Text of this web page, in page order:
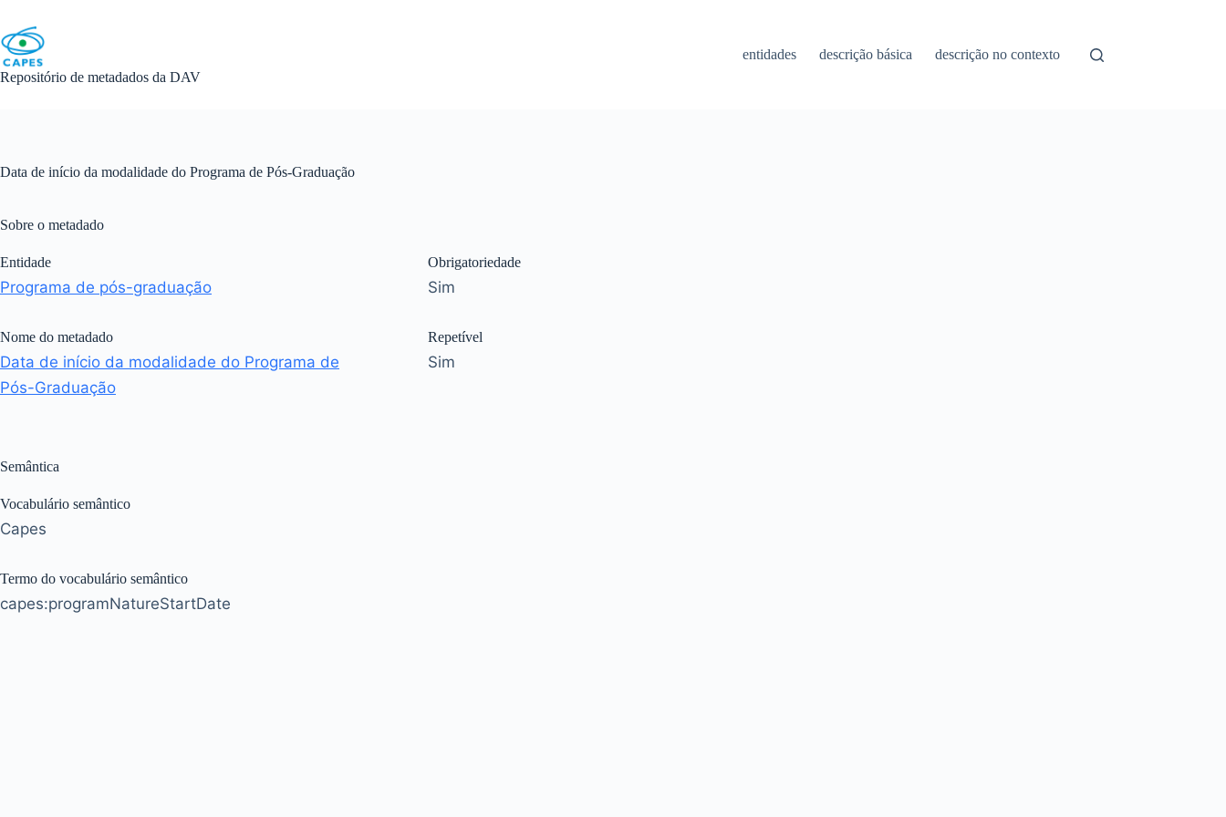
content
Repositório de metadados da DAV
entidades descrição básica descrição no contexto
Data de início da modalidade do Programa de Pós-Graduação
Sobre o metadado
Entidade
Programa de pós-graduação
Nome do metadado
Data de início da modalidade do Programa de
Pós-Graduação
Obrigatoriedade
Sim
Repetível
Sim
Semântica
Vocabulário semântico
Capes
Termo do vocabulário semântico
capes:programNatureStartDate